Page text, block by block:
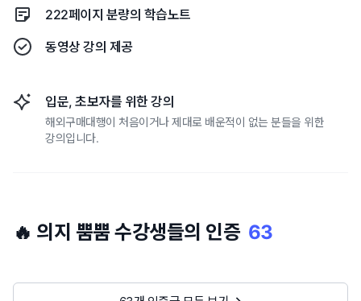
222페이지 분량의 학습노트
동영상 강의 제공
입문, 초보자를 위한 강의
해외구매대행이 처음이거나 제대로 배운적이 없는 분들을 위한
강의입니다.
🔥 의지 뿜뿜 수강생들의 인증 63